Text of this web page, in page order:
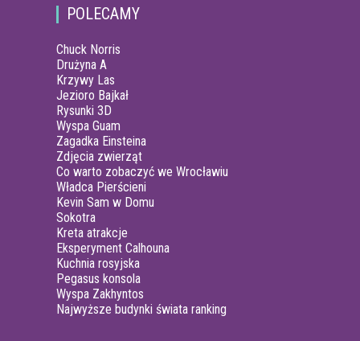
POLECAMY
Chuck Norris
Drużyna A
Krzywy Las
Jezioro Bajkał
Rysunki 3D
Wyspa Guam
Zagadka Einsteina
Zdjęcia zwierząt
Co warto zobaczyć we Wrocławiu
Władca Pierścieni
Kevin Sam w Domu
Sokotra
Kreta atrakcje
Eksperyment Calhouna
Kuchnia rosyjska
Pegasus konsola
Wyspa Zakhyntos
Najwyższe budynki świata ranking